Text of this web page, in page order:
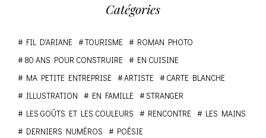
Catégories
FIL D'ARIANE TOURISME
ROMAN PHOTO
80 ANS POUR CONSTRUIRE
EN CUISINE
MA PETITE ENTREPRISE
ARTISTE
CARTE BLANCHE
ILLUSTRATION
EN FAMILLE
STRANGER
LES GOÛTS ET LES COULEURS
RENCONTRE
LES MAINS
DERNIERS NUMÉROS
POÉSIE